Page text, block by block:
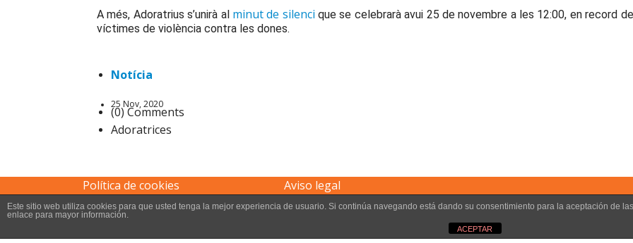
A més, Adoratrius s’unirà al minut de silenci que se celebrarà avui 25 de novembre a les 12:00, en record
víctimes de violència contra les dones.
Notícia
25 Nov, 2020
(0) Comments
Adoratrices
Política de cookies Aviso legal
Este sitio web utiliza cookies para que usted tenga la mejor experiencia de usuario. Si continúa navegando está dando su consentimiento para la aceptación de
enlace para mayor información.
ACEPTAR